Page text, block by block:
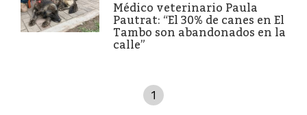
Médico veterinario Paula
Pautrat: “El 30% de canes en El
Tambo son abandonados en la
calle”
1